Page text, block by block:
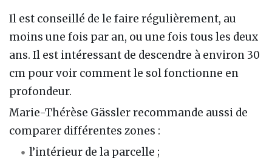
Il est conseillé de le faire régulièrement, au
moins une fois par an, ou une fois tous les deux
ans. Il est intéressant de descendre à environ 30
cm pour voir comment le sol fonctionne en
profondeur.
Marie-Thérèse Gässler recommande aussi de
comparer différentes zones :
l’intérieur de la parcelle ;